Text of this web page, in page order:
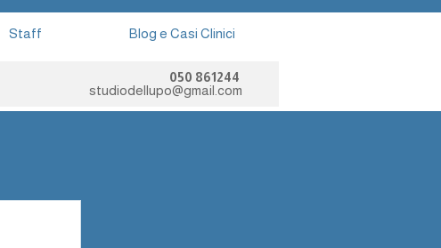
Staff Blog e Casi Clinici
050 861244
studiodellupo@gmail.com